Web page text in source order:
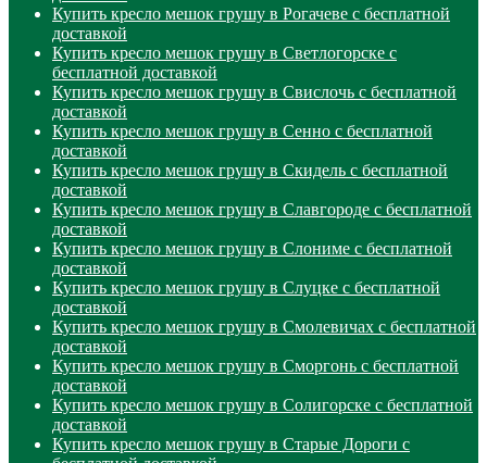
Купить кресло мешок грушу в Рогачеве с бесплатной
доставкой
Купить кресло мешок грушу в Светлогорске с
бесплатной доставкой
Купить кресло мешок грушу в Свислочь с бесплатной
доставкой
Купить кресло мешок грушу в Сенно с бесплатной
доставкой
Купить кресло мешок грушу в Скидель с бесплатной
доставкой
Купить кресло мешок грушу в Славгороде с бесплатной
доставкой
Купить кресло мешок грушу в Слониме с бесплатной
доставкой
Купить кресло мешок грушу в Слуцке с бесплатной
доставкой
Купить кресло мешок грушу в Смолевичах с бесплатной
доставкой
Купить кресло мешок грушу в Сморгонь с бесплатной
доставкой
Купить кресло мешок грушу в Солигорске с бесплатной
доставкой
Купить кресло мешок грушу в Старые Дороги с